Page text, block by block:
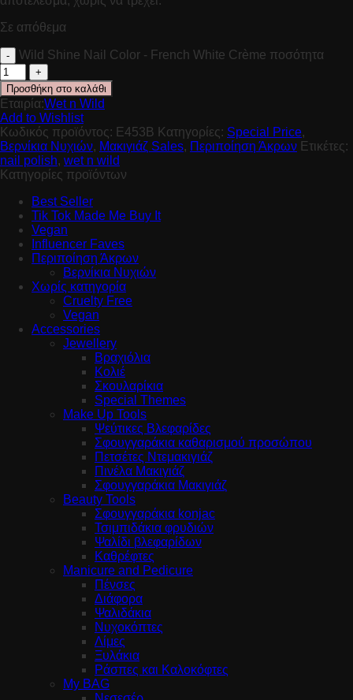
Σε απόθεμα
Wild Shine Nail Color - French White Crème ποσότητα
Προσθήκη στο καλάθι
Εταιρία:Wet n Wild
Add to Wishlist
Κωδικός προϊόντος: E453B Κατηγορίες: Special Price,
Βερνίκια Νυχιών, Μακιγιάζ Sales, Περιποίηση Άκρων Ετικέτες:
nail polish, wet n wild
Κατηγορίες προϊόντων
Best Seller
Tik Tok Made Me Buy It
Vegan
Influencer Faves
Περιποίηση Άκρων
Βερνίκια Νυχιών
Χωρίς κατηγορία
Cruelty Free
Vegan
Accessories
Jewellery
Βραχιόλια
Κολιέ
Σκουλαρίκια
Special Themes
Make Up Tools
Ψεύτικες Βλεφαρίδες
Σφουγγαράκια καθαρισμού προσώπου
Πετσέτες Ντεμακιγιάζ
Πινέλα Μακιγιάζ
Σφουγγαράκια Μακιγιάζ
Beauty Tools
Σφουγγαράκια konjac
Τσιμπιδάκια φρυδιών
Ψαλίδι βλεφαρίδων
Καθρέφτες
Manicure and Pedicure
Πένσες
Διάφορα
Ψαλιδάκια
Νυχοκόπτες
Λίμες
Ξυλάκια
Ράσπες και Καλοκόφτες
My BAG